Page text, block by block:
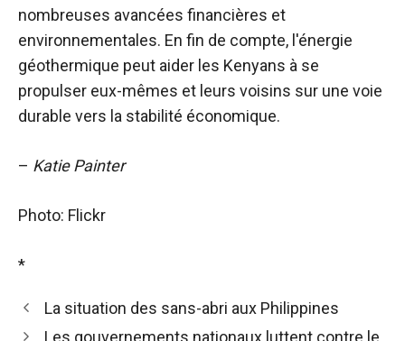
nombreuses avancées financières et
environnementales. En fin de compte, l'énergie
géothermique peut aider les Kenyans à se
propulser eux-mêmes et leurs voisins sur une voie
durable vers la stabilité économique.
– Katie Painter
Photo: Flickr
*
La situation des sans-abri aux Philippines
Les gouvernements nationaux luttent contre le